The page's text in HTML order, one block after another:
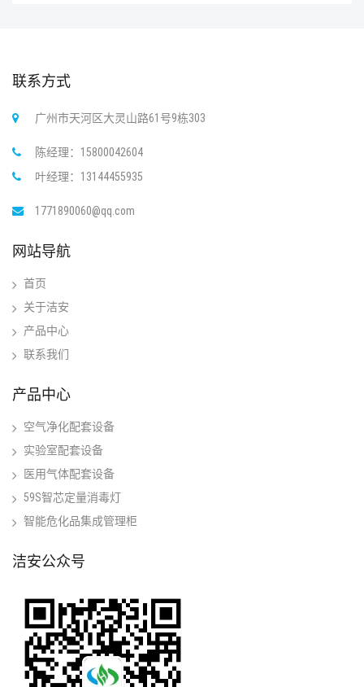
联系方式
广州市天河区大灵山路61号9栋303
陈经理：15800042604
叶经理：13144455935
1771890060@qq.com
网站导航
首页
关于洁安
产品中心
联系我们
产品中心
空气净化配套设备
实验室配套设备
医用气体配套设备
59S智芯定量消毒灯
智能危化品集成管理柜
洁安公众号